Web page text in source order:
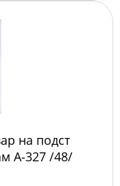
на подст
A-327 /48/